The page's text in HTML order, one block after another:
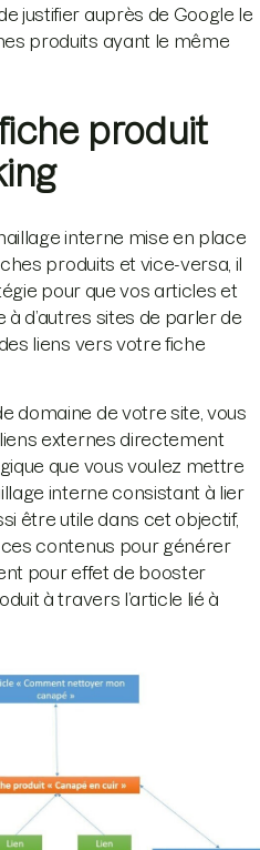
justifier auprès de Google le
produits ayant le même
produit
interne mise en place
produits et vice-versa, il
pour que vos articles et
d’autres sites de parler de
liens vers votre fiche
domaine de votre site, vous
externes directement
que vous voulez mettre
interne consistant à lier
être utile dans cet objectif,
contenus pour générer
pour effet de booster
à travers l’article lié à